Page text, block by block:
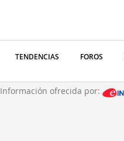
TENDENCIAS FOROS
Información ofrecida por: